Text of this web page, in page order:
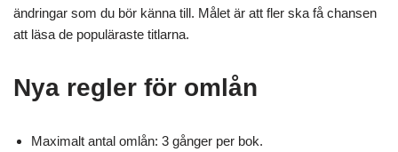
ändringar som du bör känna till. Målet är att fler ska få chansen
att läsa de populäraste titlarna.
Nya regler för omlån
Maximalt antal omlån: 3 gånger per bok.